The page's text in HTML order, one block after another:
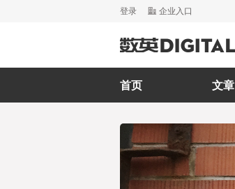
登录 企业入口
首页 文章